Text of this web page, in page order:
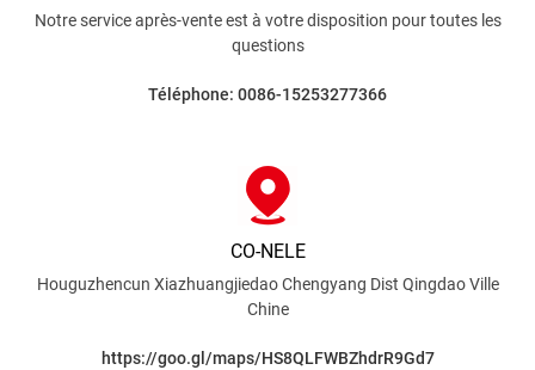
Notre service après-vente est à votre disposition pour toutes les
questions
Téléphone: 0086-15253277366
CO-NELE
Houguzhencun Xiazhuangjiedao Chengyang Dist Qingdao Ville
Chine
https://goo.gl/maps/HS8QLFWBZhdrR9Gd7